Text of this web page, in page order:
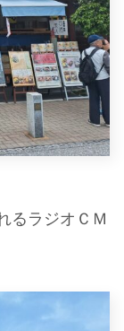
るラジオＣＭ